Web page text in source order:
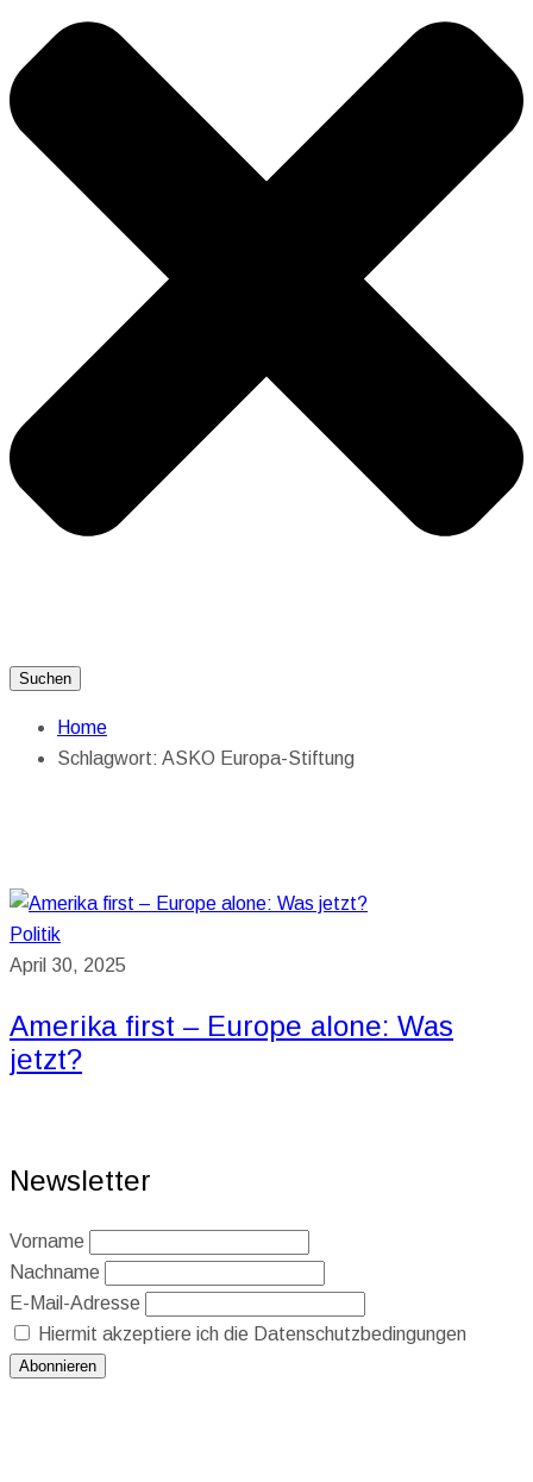
Suchen
Home
Schlagwort: ASKO Europa-Stiftung
Politik
April 30, 2025
Amerika first – Europe alone: Was
jetzt?
Newsletter
Vorname
Nachname
E-Mail-Adresse
Hiermit akzeptiere ich die Datenschutzbedingungen